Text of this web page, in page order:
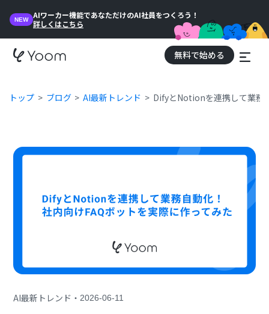
NEW
AIワーカー機能であなただけのAI社員をつくろう！
詳しくはこちら
無料で始める
トップ ブログ AI最新トレンド DifyとNotionを連携して業務
AI最新トレンド ・2026-06-11